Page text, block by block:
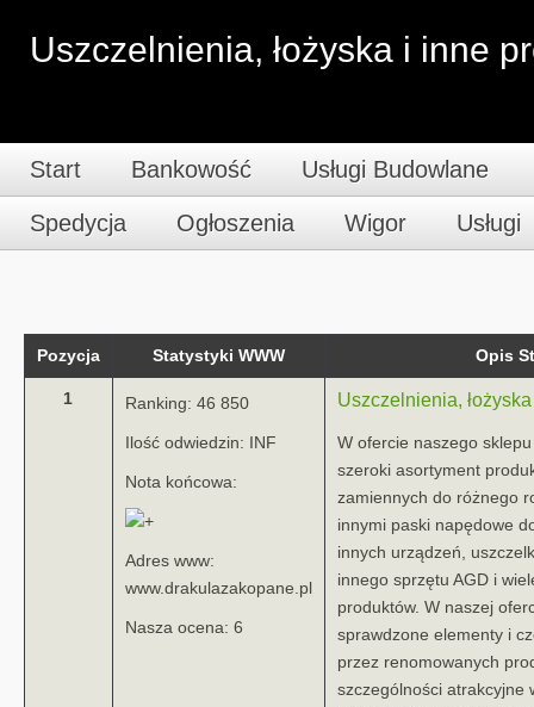
Uszczelnienia, łożyska i inne
Start Bankowość Usługi Budowlane
Spedycja Ogłoszenia Wigor Usługi
Pozycja Statystyki WWW Opis
1 Ranking: 46 850
Ilość odwiedzin: INF
Nota końcowa:
Adres www:
www.drakulazakopane.pl
Nasza ocena: 6
Uszczelnienia,
W ofercie naszego
szeroki asortyment
zamiennych do różnego
innymi paski napędowe
innych urządzeń,
innego sprzętu AGD i
produktów. W naszej
sprawdzone elementy i
przez renomowanych
szczególności atrakcyjne